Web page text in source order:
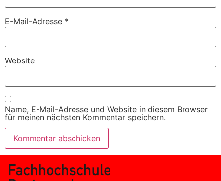
E-Mail-Adresse *
Website
Name, E-Mail-Adresse und Website in diesem Browser
für meinen nächsten Kommentar speichern.